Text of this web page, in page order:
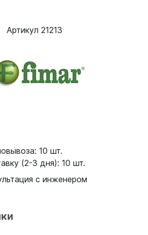
Артикул 21213
10 шт.
(2-3 дня): 10 шт.
с инженером